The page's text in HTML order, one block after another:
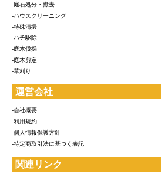
-庭石処分・撤去
-ハウスクリーニング
-特殊清掃
-ハチ駆除
-庭木伐採
-庭木剪定
-草刈り
運営会社
-会社概要
-利用規約
-個人情報保護方針
-特定商取引法に基づく表記
関連リンク